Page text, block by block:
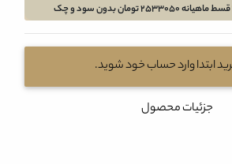
ابتدا وارد حساب خود شوید.
جزئیات محصول